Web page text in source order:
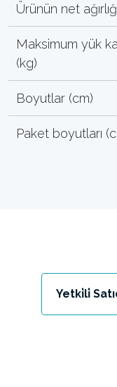
Ürünün net
Maksimum yük
(kg)
Boyutlar (cm)
Paket boyutları
Yetki̇li̇